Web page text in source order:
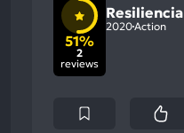
51%
2
reviews
Resiliencia
2020Action